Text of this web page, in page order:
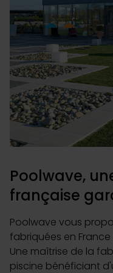
ou qu'ils ont collectées
services.
Poolwave,
française
Poolwave vous
fabriquées en
Une maîtrise de la
piscine bénéficiant